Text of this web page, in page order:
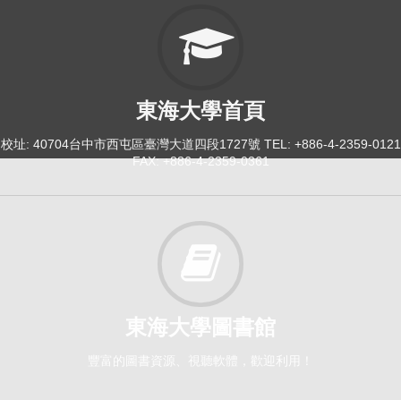
東海大學首頁
校址: 40704台中市西屯區臺灣大道四段1727號 TEL: +886-4-2359-0121
FAX: +886-4-2359-0361
東海大學圖書館
豐富的圖書資源、視聽軟體，歡迎利用！